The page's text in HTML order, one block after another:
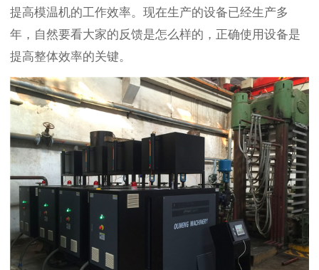
提高模温机的工作效率。现在生产的设备已经生产多
年，自然要看大家的反馈是怎么样的，正确使用设备是
提高整体效率的关键。